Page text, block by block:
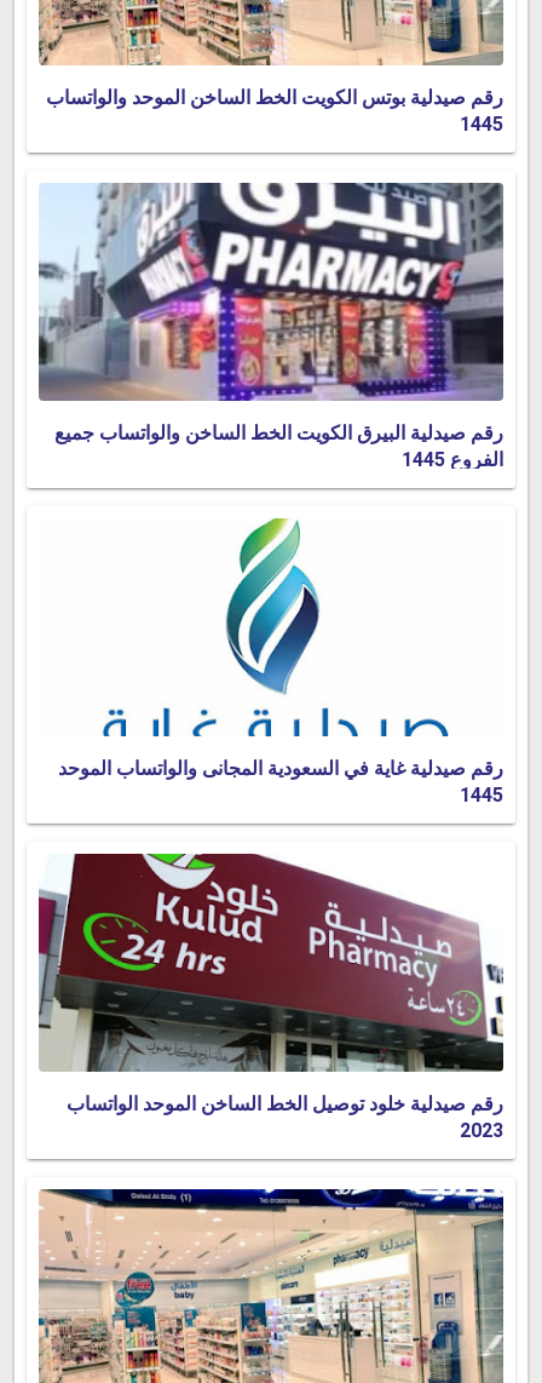
رقم صيدلية بوتس الكويت الخط الساخن الموحد والواتساب
1445
رقم صيدلية البيرق الكويت الخط الساخن والواتساب جميع
الفروع 1445
رقم صيدلية غاية في السعودية المجانى والواتساب الموحد
1445
رقم صيدلية خلود توصيل الخط الساخن الموحد الواتساب
2023